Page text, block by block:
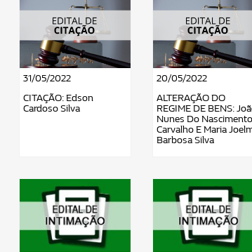
31/05/2022
CITAÇÃO: Edson
Cardoso Silva
20/05/2022
ALTERAÇÃO DO
REGIME DE BENS:
Nunes Do Nascimento
Carvalho E Maria
Barbosa Silva